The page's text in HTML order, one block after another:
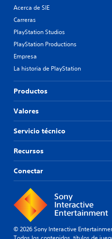
Acerca de SIE
Carreras
PlayStation Studios
PlayStation Productions
Empresa
La historia de PlayStation
Productos
Valores
Servicio técnico
Recursos
Conectar
© 2026 Sony Interactive